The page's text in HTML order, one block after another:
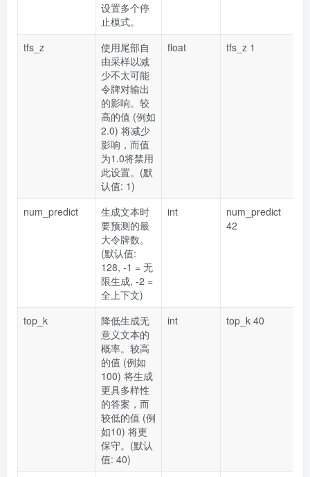
设置多个停
止模式。
tfs_z
使用尾部自
由采样以减
少不太可能
令牌对输出
的影响。较
高的值 (例如
2.0) 将减少
影响，而值
为1.0将禁用
此设置。(默
认值: 1)
float tfs_z 1
num_predict
生成文本时
要预测的最
大令牌数。
(默认值:
128, -1 = 无
限生成, -2 =
全上下文)
int
num_predict
42
top_k
降低生成无
意义文本的
概率。较高
的值 (例如
100) 将生成
更具多样性
的答案，而
较低的值 (例
如10) 将更
保守。(默认
值: 40)
int top_k 40